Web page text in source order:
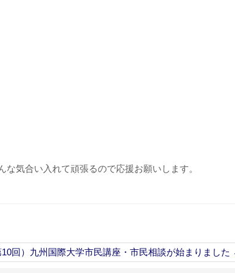
な気合い入れて頑張るので応援お願いします。
10回）九州国際大学市民講座・市民相談が始まりました